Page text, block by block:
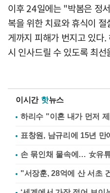
이후 24일에는 "박봄은 정
복을 위한 치료와 휴식이
게까지 피해가 번지고 있다
시 인사드릴 수 있도록 최
이시간 핫뉴스
하리수 "이혼 내가 먼저
표창원, 남규리에 15년
손 묶인채 물속에… 女유
"서장훈, 28억에 산 서초